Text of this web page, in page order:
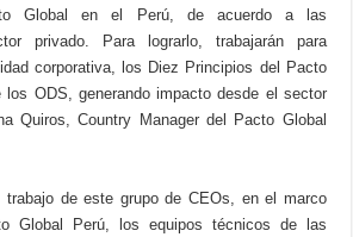
Global en el Perú, de acuerdo a las
privado. Para lograrlo, trabajarán para
corporativa, los Diez Principios del Pacto
ODS, generando impacto desde el sector
Quiros, Country Manager del Pacto Global
trabajo de este grupo de CEOs, en el marco
Global Perú, los equipos técnicos de las